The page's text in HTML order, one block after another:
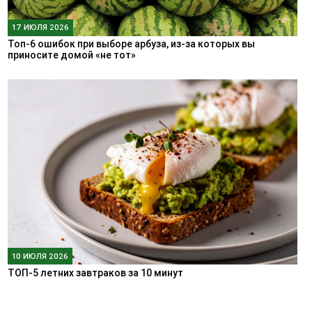
17 ИЮЛЯ 2026
Топ-6 ошибок при выборе арбуза, из-за которых вы
приносите домой «не тот»
10 ИЮЛЯ 2026
ТОП-5 летних завтраков за 10 минут